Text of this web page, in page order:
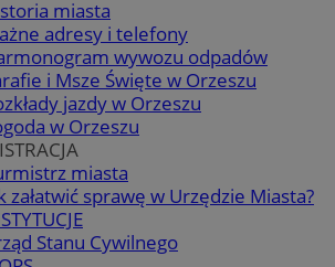
miasta
adresy i telefony
wywozu odpadów
i Msze Święte w Orzeszu
jazdy w Orzeszu
w Orzeszu
miasta
załatwić sprawę w Urzędzie Miasta?
Stanu Cywilnego